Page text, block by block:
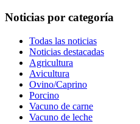
Noticias por categoría
Todas las noticias
Noticias destacadas
Agricultura
Avicultura
Ovino/Caprino
Porcino
Vacuno de carne
Vacuno de leche